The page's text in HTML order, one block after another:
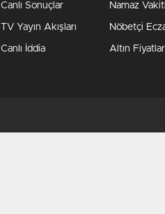
Canlı Sonuçlar
TV Yayın Akışları
Canlı İddia
Namaz
Nöbetçi
Altın